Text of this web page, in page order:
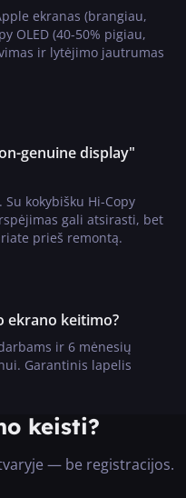
ekranas (brangiau,
OLED (40-50% pigiau,
ir lytėjimo jautrumas
genuine display"
kokybišku Hi-Copy
gali atsirasti, bet
prieš remontą.
ekrano keitimo?
ir 6 mėnesių
Garantinis lapelis
keisti?
— be registracijos.